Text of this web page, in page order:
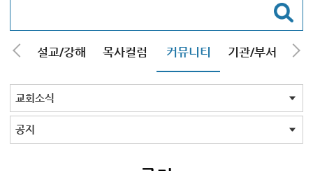
내 설교/강해 목사컬럼 커뮤니티 기관/부서 선
최근등록자료
자유게시판
교회소식
성도컬럼
새가족사진
새가족가이드
포토앨범
찬양쉼터
신앙도서
성경읽기퀴즈
기도부탁
교회소식 전체
공지